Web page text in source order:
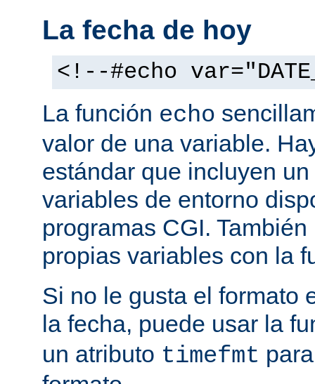
La fecha de hoy
<!--#echo
La función echo
valor de una variable.
estándar que incluyen
variables de entorno
programas CGI.
propias variables con la
Si no le gusta el formato
la fecha, puede usar la
un atributo timefmt